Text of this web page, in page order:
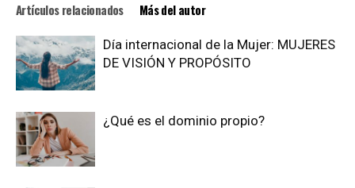
Artículos relacionados Más del autor
Día internacional de la Mujer: MUJERES
DE VISIÓN Y PROPÓSITO
¿Qué es el dominio propio?